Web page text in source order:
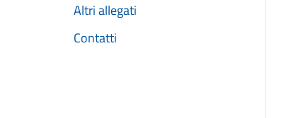
Altri allegati
Contatti